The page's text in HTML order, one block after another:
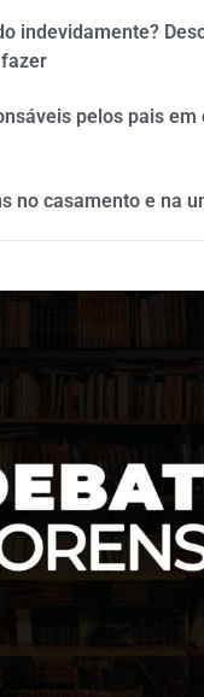
indevidamente?
pelos pais em
no casamento e na